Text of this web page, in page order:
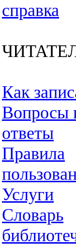
справка
Как
Вопросы
ответы
Правила
Услуги
Словарь